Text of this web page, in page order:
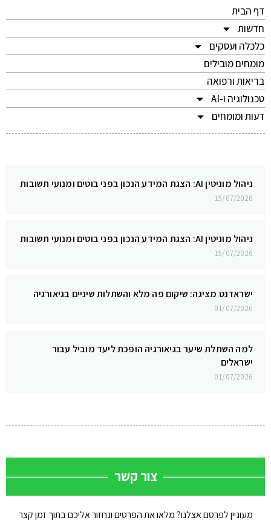
דף הבית
חדשות
כלכלה ועסקים
מומחים מובילים
בריאות ורפואה
טכנולוגיה ו-AI
דעות ומומחים
ניהול מוניטין AI: הצגת המידע הנכון בפני בוטים ומנועי תשובות
15/07/2026
ניהול מוניטין AI: הצגת המידע הנכון בפני בוטים ומנועי תשובות
15/07/2026
ישראדנט מציגה: שיקום פה מלא והשתלות שיניים בגיאורגיה
01/07/2026
למה השתלת שיער בגיאורגיה הופכת ליעד מוביל עבור
ישראלים
01/07/2026
צור קשר
מעוניין לפרסם אצלנו? מלאו את הפרטים ונחזור אליכם בתוך זמן קצר